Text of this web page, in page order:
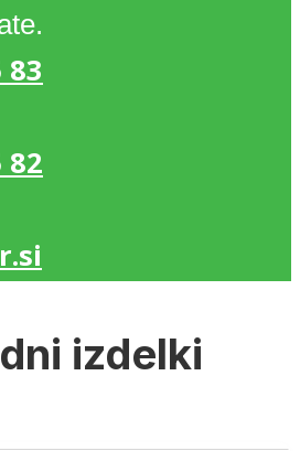
83
82
izdelki